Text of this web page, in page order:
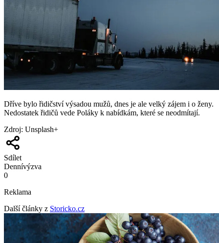
Dříve bylo řidičství výsadou mužů, dnes je ale velký zájem i o ženy.
Nedostatek řidičů vede Poláky k nabídkám, které se neodmítají.
Zdroj: Unsplash+
Sdílet
Dennívýzva
0
Reklama
Další články z Storicko.cz